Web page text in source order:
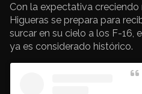
Con la expectativa
Higueras se prepara para
surcar en su cielo a los F-16,
ya es considerado histórico.